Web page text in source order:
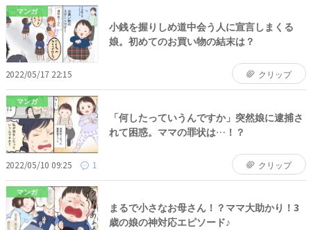
マンガ
小銭を握りしめ道中会う人に宣言しまくる
娘。初めてのお買い物の結末は？
2022/05/17 22:15 クリップ
マンガ
「何したっていうんですか」突然娘に逮捕さ
れて困惑。ママの罪状は…！？
2022/05/10 09:25 1 クリップ
マンガ
まるで小さなお母さん！？ママ大助かり！3
歳の娘の神対応エピソード♪